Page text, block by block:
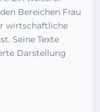
Bereichen Frau
wirtschaftliche
Seine Texte
Darstellung